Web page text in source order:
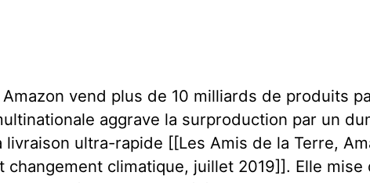
Amazon vend plus de 10 milliards de produits
aggrave la surproduction par un
livraison ultra-rapide [[Les Amis de la Terre,
changement climatique, juillet 2019]]. Elle mise